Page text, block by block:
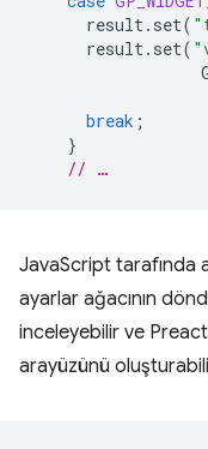
result. set(
result. set(
break ;
}
// …
JavaScript tarafında
ayarlar ağacının
inceleyebilir ve
arayüzünü